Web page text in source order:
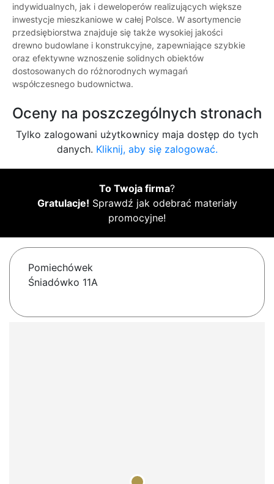
indywidualnych, jak i deweloperów realizujących większe
inwestycje mieszkaniowe w całej Polsce. W asortymencie
przedsiębiorstwa znajduje się także wysokiej jakości
drewno budowlane i konstrukcyjne, zapewniające szybkie
oraz efektywne wznoszenie solidnych obiektów
dostosowanych do różnorodnych wymagań
współczesnego budownictwa.
Oceny na poszczególnych stronach
Tylko zalogowani użytkownicy maja dostęp do tych
danych. Kliknij, aby się zalogować.
To Twoja firma?
Gratulacje! Sprawdź jak odebrać materiały
promocyjne!
Pomiechówek
Śniadówko 11A